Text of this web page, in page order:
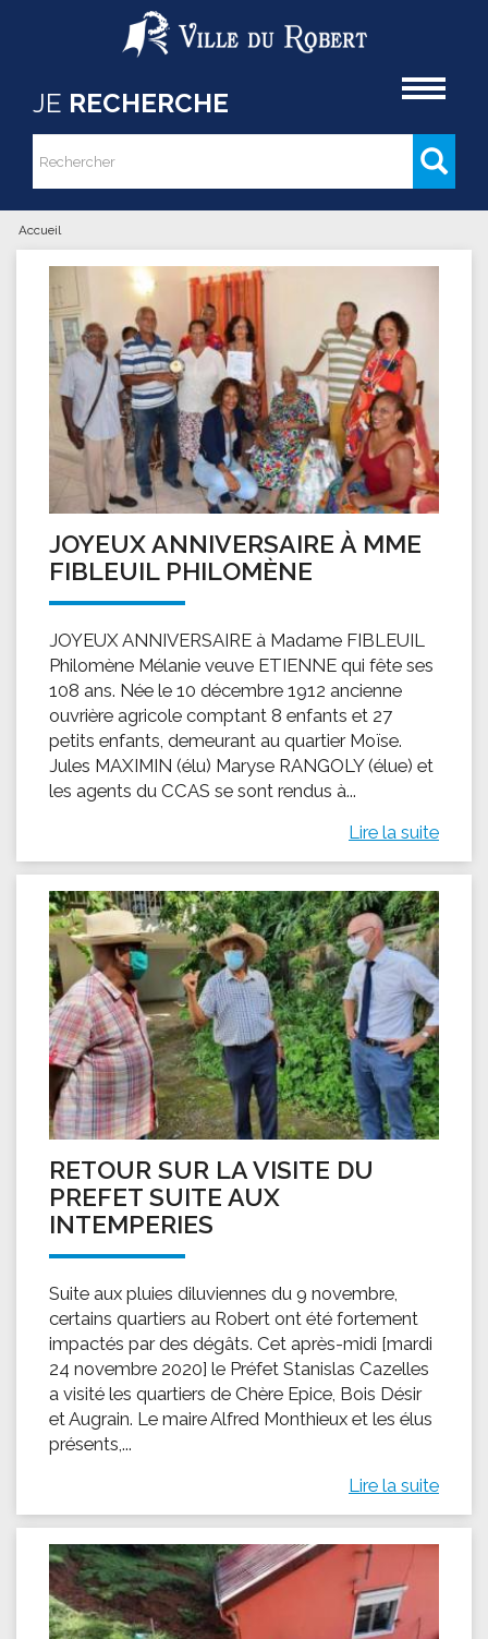
Aller au contenu principal
JE RECHERCHE
Formulaire de recherche
Rechercher
Vous êtes ici
Accueil
JOYEUX ANNIVERSAIRE À MME
FIBLEUIL PHILOMÈNE
JOYEUX ANNIVERSAIRE à Madame FIBLEUIL
Philomène Mélanie veuve ETIENNE qui fête ses
108 ans. Née le 10 décembre 1912 ancienne
ouvrière agricole comptant 8 enfants et 27
petits enfants, demeurant au quartier Moïse.
Jules MAXIMIN (élu) Maryse RANGOLY (élue) et
les agents du CCAS se sont rendus à...
Lire la suite
RETOUR SUR LA VISITE DU
PREFET SUITE AUX
INTEMPERIES
Suite aux pluies diluviennes du 9 novembre,
certains quartiers au Robert ont été fortement
impactés par des dégâts. Cet après-midi [mardi
24 novembre 2020] le Préfet Stanislas Cazelles
a visité les quartiers de Chère Epice, Bois Désir
et Augrain. Le maire Alfred Monthieux et les élus
présents,...
Lire la suite